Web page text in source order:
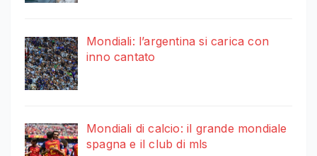
Mondiali: l’argentina si carica con
inno cantato
Mondiali di calcio: il grande mondiale
spagna e il club di mls